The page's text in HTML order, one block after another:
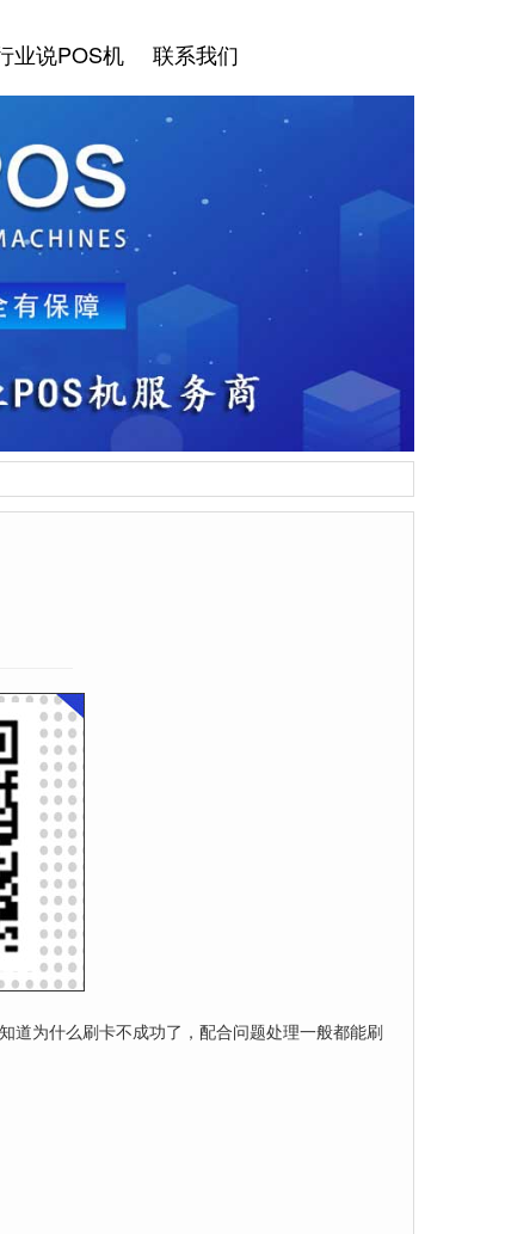
业说POS机 联系我们
道为什么刷卡不成功了，配合问题处理一般都能刷